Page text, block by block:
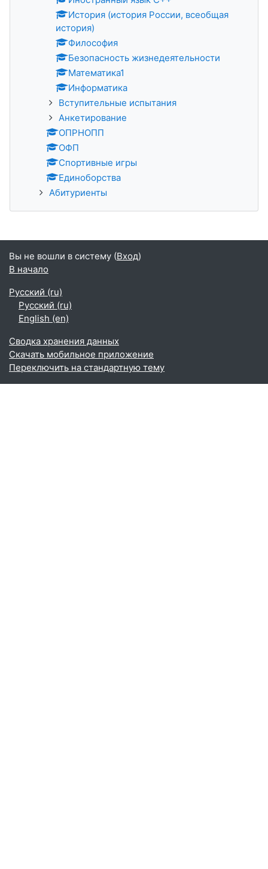
История (история России, всеобщая
история)
Философия
Безопасность жизнедеятельности
Математика1
Информатика
Вступительные испытания
Анкетирование
ОПРНОПП
ОФП
Спортивные игры
Единоборства
Абитуриенты
Вы не вошли в систему (Вход)
В начало
Русский ‎(ru)‎
Русский ‎(ru)‎
English ‎(en)‎
Сводка хранения данных
Скачать мобильное приложение
Переключить на стандартную тему